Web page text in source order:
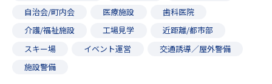
自治会/町内会
医療施設
歯科医院
介護/福祉施設
工場見学
近距離/都市部
スキー場
イベント運営
交通誘導／屋外警備
施設警備